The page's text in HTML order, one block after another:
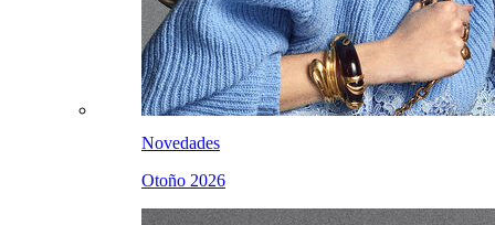
Novedades
Otoño 2026